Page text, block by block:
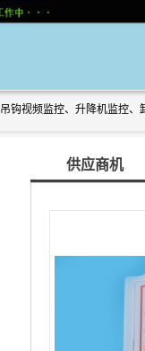
供应商机